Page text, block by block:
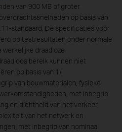
van 900 MB of groter
op basis van
standaard. De specificaties voor
op testresultaten onder normale
draadloze
bereik kunnen niet
op basis van 1)
van bouwmaterialen, fysieke
met inbegrip
en dichtheid van het verkeer,
van het netwerk en
met inbegrip van nominaal